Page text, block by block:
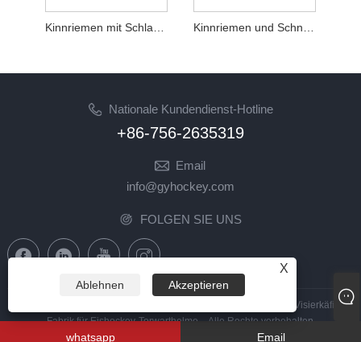
Nationale Kundendienst-Hotline
+86-756-2635319
Email
info@gyhockey.com
FOLGEN SIE UNS
Copyright © 2023 Zhuhai GY Hockey Co., Ltd. – China Hockey Visierkäfig,
Fabrik für Eishockey-Torwarthelme – Alle Rechte vorbehalten
| Sitemap Datenschutzrichtlinie
whatsapp Email
X
Ablehnen Akzeptieren